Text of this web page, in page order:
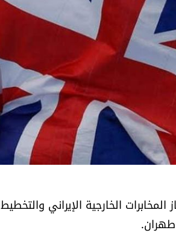
الخارجية الإيراني والتخطيط